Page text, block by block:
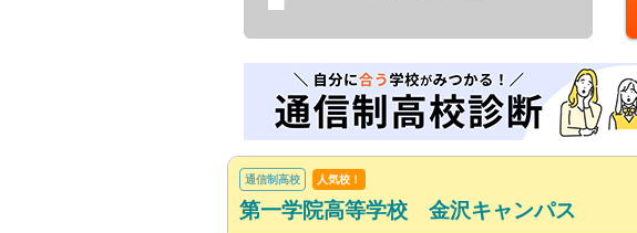
通信制高校 人気校！
第一学院高等学校 金沢キャンパス